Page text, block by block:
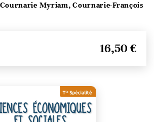
Myriam, Cournarie-François
16,50 €